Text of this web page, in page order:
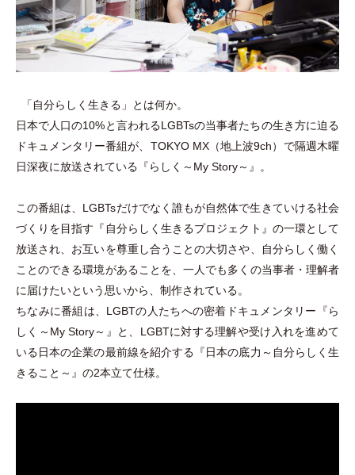
「 自分らしく生きる 」
とは何か。
日本で人口の10%と言われるLGBTsの当事者たちの生き方に迫る
ドキュメンタリー番組が、TOKYO MX（地上波9ch） で隔週木曜
日深夜に放送されている『らしく～My Story～』。
この番組は、LGBTsだけでなく誰もが自然体で生きていける社会
づくりを目指す『自分らしく生きるプロジェクト』の一環として
放送され、お互いを尊重し合うことの大切さや、⾃分らしく働く
ことのできる環境があることを、一人でも多くの当事者・ 理解者
に届けたいという思いから、制作されている。
ちなみに番組は、LGBTの人たちへの密着ドキュメンタリー『ら
しく～My Story～』と、LGBTに対する理解や受け入れを進めて
いる日本の企業の最前線を紹介する『日本の底力～自分らしく生
きること～』の2本立て仕様。